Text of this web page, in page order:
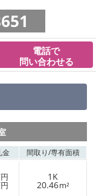
電話で
問い合わせる
金 間取り/専有面積
1K
20.46m²